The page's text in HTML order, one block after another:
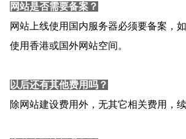
网站是否需要备案？
网站上线使用国内服务器必须要备案，
使用香港或国外网站空间。
以后还有其他费用吗？
除网站建设费用外，无其它相关费用，续